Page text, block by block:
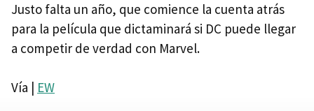
Justo falta un año, que comience la cuenta atrás
para la película que dictaminará si DC puede llegar
a competir de verdad con Marvel.
Vía | EW